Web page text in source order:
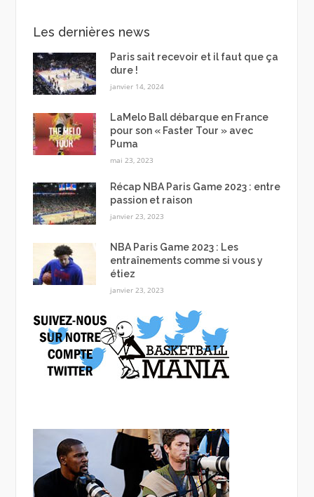
Les dernières news
Paris sait recevoir et il faut que ça
dure !
janvier 14, 2024
LaMelo Ball débarque en France
pour son « Faster Tour » avec
Puma
mai 23, 2023
Récap NBA Paris Game 2023 : entre
passion et raison
janvier 23, 2023
NBA Paris Game 2023 : Les
entraînements comme si vous y
étiez
janvier 23, 2023